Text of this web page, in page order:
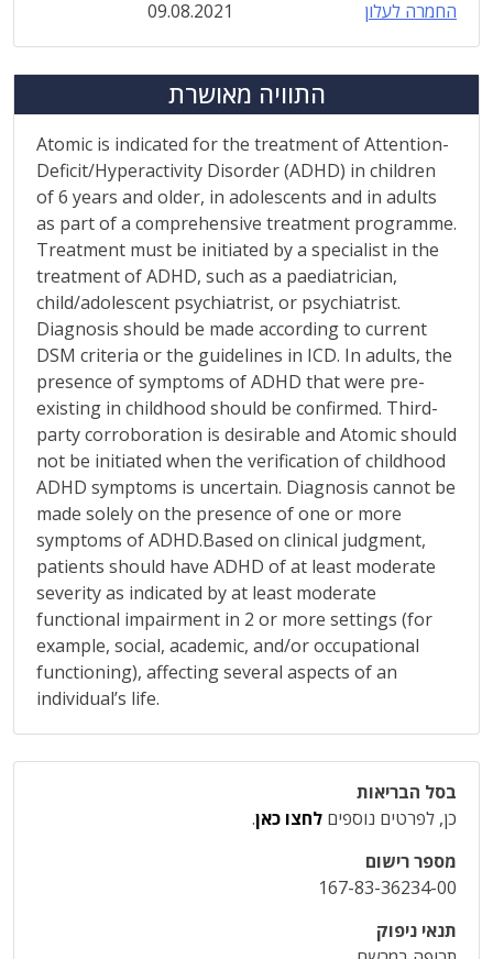
החמרה לעלון
09.08.2021
התוויה מאושרת
Atomic is indicated for the treatment of Attention-
Deficit/Hyperactivity Disorder (ADHD) in children
of 6 years and older, in adolescents and in adults
as part of a comprehensive treatment programme.
Treatment must be initiated by a specialist in the
treatment of ADHD, such as a paediatrician,
child/adolescent psychiatrist, or psychiatrist.
Diagnosis should be made according to current
DSM criteria or the guidelines in ICD. In adults, the
presence of symptoms of ADHD that were pre-
existing in childhood should be confirmed. Third-
party corroboration is desirable and Atomic should
not be initiated when the verification of childhood
ADHD symptoms is uncertain. Diagnosis cannot be
made solely on the presence of one or more
symptoms of ADHD.Based on clinical judgment,
patients should have ADHD of at least moderate
severity as indicated by at least moderate
functional impairment in 2 or more settings (for
example, social, academic, and/or occupational
functioning), affecting several aspects of an
individual’s life.
בסל הבריאות
כן, לפרטים נוספים לחצו כאן.
מספר רישום
167-83-36234-00
תנאי ניפוק